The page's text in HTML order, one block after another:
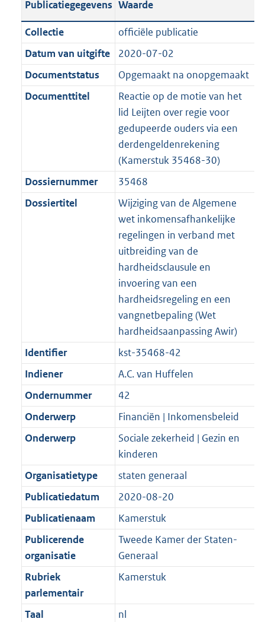
i
e
i
n
f
t
3
K
b
t
i
e
i
n
a
t
:
K
b
a
t
i
e
i
a
a
e
3
K
b
c
a
t
i
e
m
a
t
:
6
K
a
n
d
s
g
r
o
o
t
t
e
2
K
b
a
n
d
s
g
o
o
t
t
:
2
K
b
Publicatiegegevens Waarde
Collectie
officiële publicatie
Datum van uitgifte
2020-07-02
Documentstatus
Opgemaakt na onopgemaakt
Documenttitel
Reactie op de motie van het
lid Leijten over regie voor
gedupeerde ouders via een
derdengeldenrekening
(Kamerstuk 35468-30)
Dossiernummer
35468
Dossiertitel
Wijziging van de Algemene
wet inkomensafhankelijke
regelingen in verband met
uitbreiding van de
hardheidsclausule en
invoering van een
hardheidsregeling en een
vangnetbepaling (Wet
hardheidsaanpassing Awir)
Identifier
kst-35468-42
Indiener
A.C. van Huffelen
Ondernummer
42
Onderwerp
Financiën | Inkomensbeleid
Onderwerp
Sociale zekerheid | Gezin en
kinderen
Organisatietype
staten generaal
Publicatiedatum
2020-08-20
Publicatienaam
Kamerstuk
Publicerende
organisatie
Tweede Kamer der Staten-
Generaal
Rubriek
parlementair
Kamerstuk
Taal
nl